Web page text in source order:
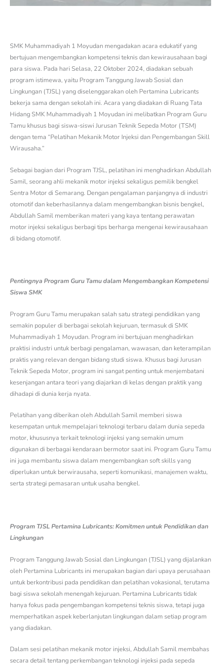
SMK Muhammadiyah 1 Moyudan mengadakan acara edukatif yang
bertujuan mengembangkan kompetensi teknis dan kewirausahaan bagi
para siswa. Pada hari Selasa, 22 Oktober 2024, diadakan sebuah
program istimewa, yaitu Program Tanggung Jawab Sosial dan
Lingkungan (TJSL) yang diselenggarakan oleh Pertamina Lubricants
bekerja sama dengan sekolah ini. Acara yang diadakan di Ruang Tata
Hidang SMK Muhammadiyah 1 Moyudan ini melibatkan Program Guru
Tamu khusus bagi siswa-siswi Jurusan Teknik Sepeda Motor (TSM)
dengan tema “Pelatihan Mekanik Motor Injeksi dan Pengembangan Skill
Wirausaha.”
Sebagai bagian dari Program TJSL, pelatihan ini menghadirkan Abdullah
Samil, seorang ahli mekanik motor injeksi sekaligus pemilik bengkel
Sentra Motor di Semarang. Dengan pengalaman panjangnya di industri
otomotif dan keberhasilannya dalam mengembangkan bisnis bengkel,
Abdullah Samil memberikan materi yang kaya tentang perawatan
motor injeksi sekaligus berbagi tips berharga mengenai kewirausahaan
di bidang otomotif.
Pentingnya Program Guru Tamu dalam Mengembangkan Kompetensi
Siswa SMK
Program Guru Tamu merupakan salah satu strategi pendidikan yang
semakin populer di berbagai sekolah kejuruan, termasuk di SMK
Muhammadiyah 1 Moyudan. Program ini bertujuan menghadirkan
praktisi industri untuk berbagi pengalaman, wawasan, dan keterampilan
praktis yang relevan dengan bidang studi siswa. Khusus bagi Jurusan
Teknik Sepeda Motor, program ini sangat penting untuk menjembatani
kesenjangan antara teori yang diajarkan di kelas dengan praktik yang
dihadapi di dunia kerja nyata.
Pelatihan yang diberikan oleh Abdullah Samil memberi siswa
kesempatan untuk mempelajari teknologi terbaru dalam dunia sepeda
motor, khususnya terkait teknologi injeksi yang semakin umum
digunakan di berbagai kendaraan bermotor saat ini. Program Guru Tamu
ini juga membantu siswa dalam mengembangkan soft skills yang
diperlukan untuk berwirausaha, seperti komunikasi, manajemen waktu,
serta strategi pemasaran untuk usaha bengkel.
Program TJSL Pertamina Lubricants: Komitmen untuk Pendidikan dan
Lingkungan
Program Tanggung Jawab Sosial dan Lingkungan (TJSL) yang dijalankan
oleh Pertamina Lubricants ini merupakan bagian dari upaya perusahaan
untuk berkontribusi pada pendidikan dan pelatihan vokasional, terutama
bagi siswa sekolah menengah kejuruan. Pertamina Lubricants tidak
hanya fokus pada pengembangan kompetensi teknis siswa, tetapi juga
memperhatikan aspek keberlanjutan lingkungan dalam setiap program
yang diadakan.
Dalam sesi pelatihan mekanik motor injeksi, Abdullah Samil membahas
secara detail tentang perkembangan teknologi injeksi pada sepeda